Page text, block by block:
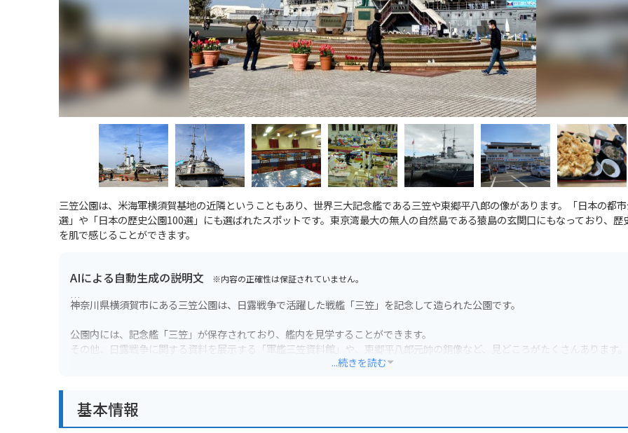
三笠公園は、米海軍横須賀基地の近隣ということもあり、世界三大記念艦である三笠や東郷平八郎の像があります。「日本の都
選」や「日本の歴史公園100選」にも選ばれたスポットです。東京湾最大の無人の自然島である猿島の玄関口にもなっており、歴
を肌で感じることができます。
AIによる自動生成の説明文 ※内容の正確性は保証されていません。
神奈川県横須賀市にある三笠公園は、日露戦争で活躍した戦艦「三笠」を記念して造られた公園です。
公園内には、記念艦「三笠」が保存されており、艦内を見学することができます。
その他、日露戦争に関する資料を展示する「軍艦三笠資料館」や、東郷平八郎元帥の銅像など、見どころがたくさんあります。
...続きを読む
基本情報